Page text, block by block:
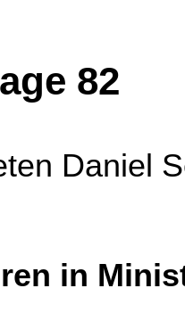
82
Daniel
in